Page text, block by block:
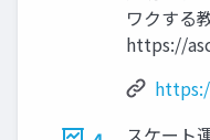
ワクする
https://
スケート